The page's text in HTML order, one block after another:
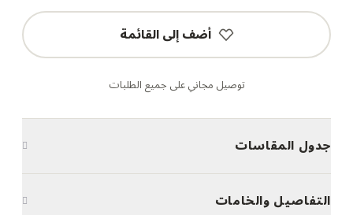
أضف إلى القائمة
توصيل مجاني على جميع الطلبات
جدول المقاسات
التفاصيل والخامات